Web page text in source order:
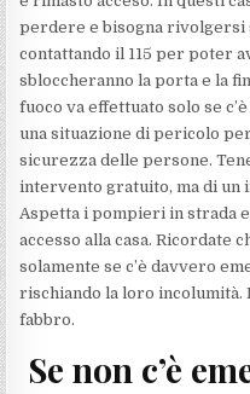
perdere e bisogna rivolgersi
contattando il 115 per poter
sbloccheranno la porta e la
fuoco va effettuato solo se
una situazione di pericolo
sicurezza delle persone.
intervento gratuito, ma di un
Aspetta i pompieri in strada
accesso alla casa. Ricordate
solamente se c’è davvero
rischiando la loro incolumità.
fabbro.
Se non c’è